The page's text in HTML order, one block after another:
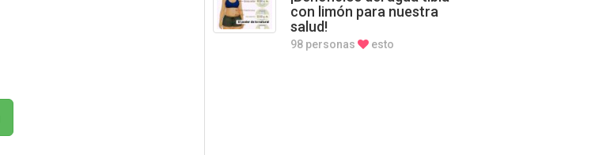
con limón para nuestra
salud!
98 personas esto